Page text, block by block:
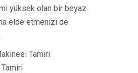
yüksek olan bir beyaz
elde etmenizi de
Tamiri
Tamiri